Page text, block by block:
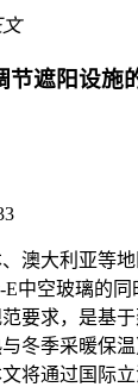
文
节遮阳设施
澳大利亚等
中空玻璃的
要求，是基
与冬季采暖保
将通过国际